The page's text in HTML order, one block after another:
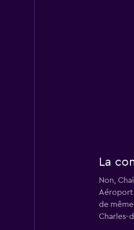
La
Non,
Aéroport
de
Charles-